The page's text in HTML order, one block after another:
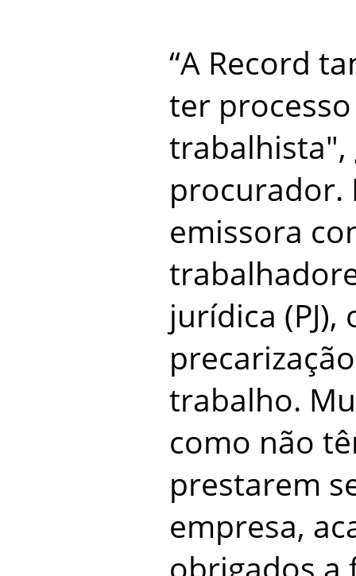
“A Record
ter
procurador.
emissora
jurídica
trabalho.
como não
prestarem
empresa,